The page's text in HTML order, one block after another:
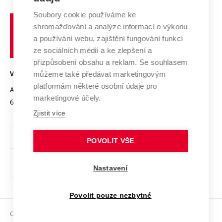
Systém zajišťování kvality výzkumu
Výzkumné infrastruktury
Transfer znalostí
Open Science
Projekty
Projekty ze strukturálních fondů
Specifický výzkum
Spolupráce se školami
Služby univerzity
Mezinárodní dohody
Univerzitní sítě
Profil univerzity
Udržitelná univerzita
Podnikavá univerzita / ContriBUTe
Bezpečná univerzita
Vyznamenání
Organizační struktura
Ochrana osobních údajů
odkaz)
Sociální bezpečí
učení
technické
VYSOKÉ UČENÍ TECHNICKÉ V BRNĚ
Antonínská 548/1
602 00 Brno
www.vut.cz
vut@vutbr.cz
Copyright © 2026 VUT
Soubory cookie používáme ke
shromažďování a analýze informací o výkonu
a používání webu, zajištění fungování funkcí
ze sociálních médií a ke zlepšení a
přizpůsobení obsahu a reklam. Se souhlasem
můžeme také předávat marketingovým
platformám některé osobní údaje pro
marketingové účely.
Zjistit více
POVOLIT VŠE
Nastavení
Povolit pouze nezbytné